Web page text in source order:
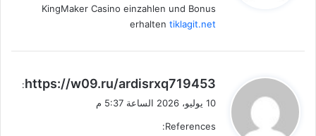
KingMaker Casino einzahlen und Bonus
erhalten tiklagit.net
ي
ق
ل
https://w09.ru/ardisrxq719453
:
10 يوليو، 2026 الساعة 5:37 م
References: